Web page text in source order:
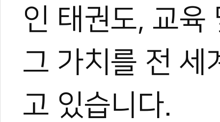
인 태권도, 교육
그 가치를 전 세
고 있습니다.
#신년사 #2026신년사 #병오년 #세계태권도연맹
#조정원
#WORLDTAEKWONDO